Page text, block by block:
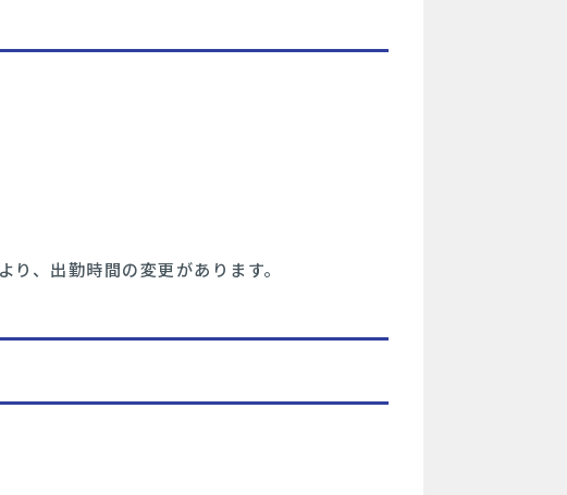
り、出勤時間の変更があります。